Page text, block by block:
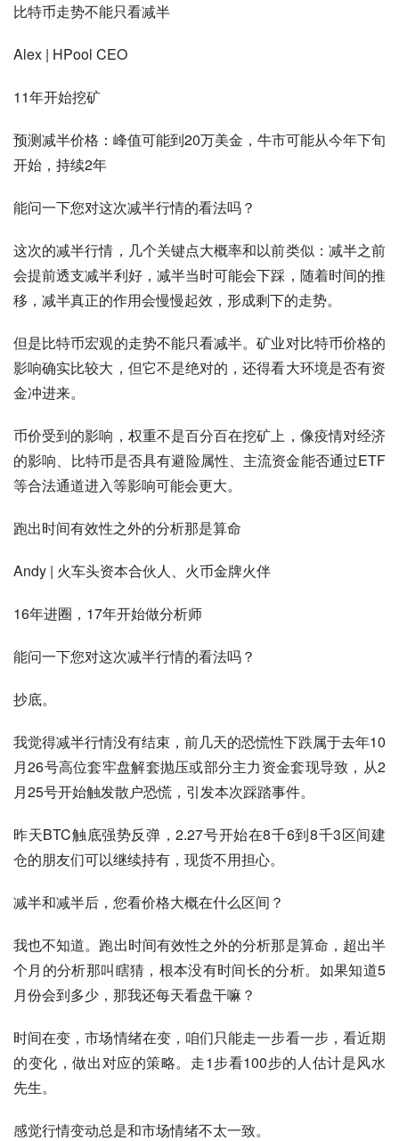
比特币走势不能只看减半
Alex | HPool CEO
11年开始挖矿
预测减半价格：峰值可能到20万美金，牛市可能从今年下旬
开始，持续2年
能问一下您对这次减半行情的看法吗？
这次的减半行情，几个关键点大概率和以前类似：减半之前
会提前透支减半利好，减半当时可能会下踩，随着时间的推
移，减半真正的作用会慢慢起效，形成剩下的走势。
但是比特币宏观的走势不能只看减半。矿业对比特币价格的
影响确实比较大，但它不是绝对的，还得看大环境是否有资
金冲进来。
币价受到的影响，权重不是百分百在挖矿上，像疫情对经济
的影响、比特币是否具有避险属性、主流资金能否通过ETF
等合法通道进入等影响可能会更大。
跑出时间有效性之外的分析那是算命
Andy | 火车头资本合伙人、火币金牌火伴
16年进圈，17年开始做分析师
能问一下您对这次减半行情的看法吗？
抄底。
我觉得减半行情没有结束，前几天的恐慌性下跌属于去年10
月26号高位套牢盘解套抛压或部分主力资金套现导致，从2
月25号开始触发散户恐慌，引发本次踩踏事件。
昨天BTC触底强势反弹，2.27号开始在8千6到8千3区间建
仓的朋友们可以继续持有，现货不用担心。
减半和减半后，您看价格大概在什么区间？
我也不知道。跑出时间有效性之外的分析那是算命，超出半
个月的分析那叫瞎猜，根本没有时间长的分析。如果知道5
月份会到多少，那我还每天看盘干嘛？
时间在变，市场情绪在变，咱们只能走一步看一步，看近期
的变化，做出对应的策略。走1步看100步的人估计是风水
先生。
感觉行情变动总是和市场情绪不太一致。